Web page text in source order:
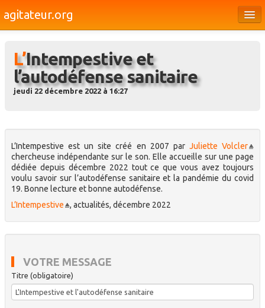
agitateur.org
Bourges & le Cher
Société
Médias
Dossiers
Brèves
L’Intempestive et
l’autodéfense sanitaire
jeudi 22 décembre 2022 à 16:27
L’Intempestive est un site créé en 2007 par Juliette Volcler
chercheuse indépendante sur le son. Elle accueille sur une page
dédiée depuis décembre 2022 tout ce que vous avez toujours
voulu savoir sur l’autodéfense sanitaire et la pandémie du covid
19. Bonne lecture et bonne autodéfense.
L’Intempestive
, actualités, décembre 2022
VOTRE MESSAGE
Titre (obligatoire)